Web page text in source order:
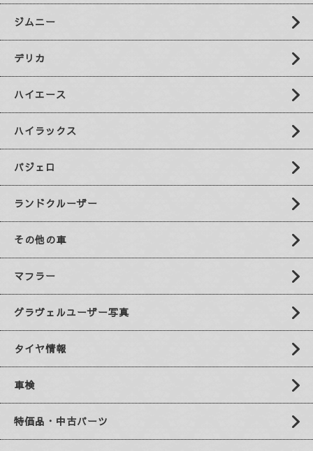
ジムニー
デリカ
ハイエース
ハイラックス
パジェロ
ランドクルーザー
その他の車
マフラー
グラヴェルユーザー写真
タイヤ情報
車検
特価品・中古パーツ